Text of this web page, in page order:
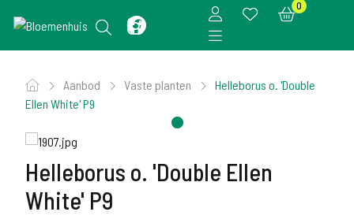
0
Aanbod Vaste planten
Helleborus o. 'Double
Ellen White' P9
Helleborus o. 'Double Ellen
White' P9